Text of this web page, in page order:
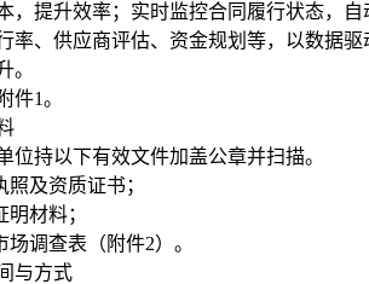
，提升效率；实时监控合同履行状态，
率、供应商评估、资金规划等，以数据
。
件1。
位持以下有效文件加盖公章并扫描。
照及资质证书；
明材料；
场调查表（附件2）。
与方式